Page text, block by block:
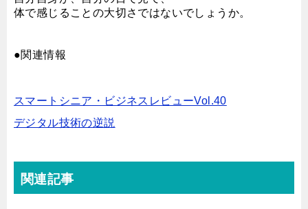
体で感じることの大切さではないでしょうか。
●関連情報
スマートシニア・ビジネスレビューVol.40
デジタル技術の逆説
関連記事